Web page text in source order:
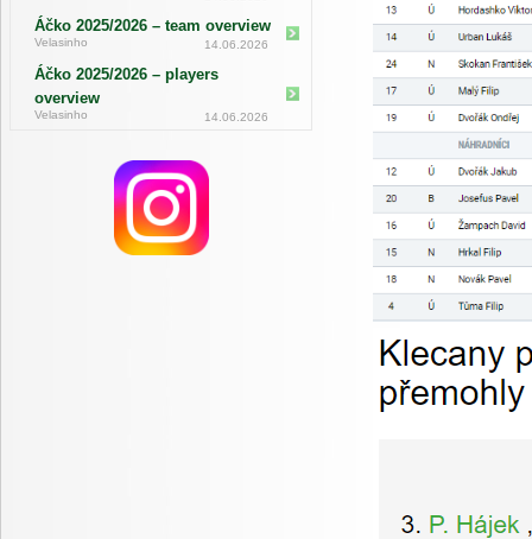
Áčko 2025/2026 – team overview
Velasinho 14.06.2026
Áčko 2025/2026 – players
overview
Velasinho 14.06.2026